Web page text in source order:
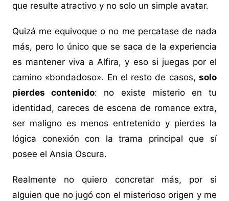
que resulte atractivo y no solo un simple avatar.
Quizá me equivoque o no me percatase de nada
más, pero lo único que se saca de la experiencia
es mantener viva a Alfira, y eso si juegas por el
camino «bondadoso». En el resto de casos,solo
pierdes contenido: no existe misterio en tu
identidad, careces de escena de romance extra,
ser maligno es menos entretenido y pierdes la
lógica conexión con la trama principal que sí
posee el Ansia Oscura.
Realmente no quiero concretar más, por si
alguien que no jugó con el misterioso origen y me